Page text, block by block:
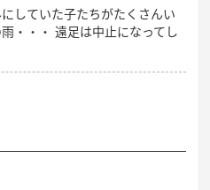
していた子たちがたくさんい
・・・ 遠足は中止になってし